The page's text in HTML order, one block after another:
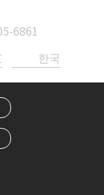
6861
한국